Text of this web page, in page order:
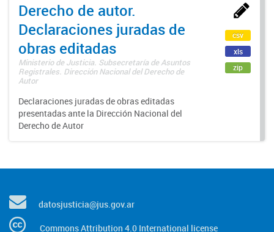
Derecho de autor.
Declaraciones juradas de
obras editadas
Ministerio de Justicia. Subsecretaría de Asuntos
Registrales. Dirección Nacional del Derecho de
Autor
Declaraciones juradas de obras editadas
presentadas ante la Dirección Nacional del
Derecho de Autor
csv
xls
zip
datosjusticia@jus.gov.ar
Commons Attribution 4.0 International license